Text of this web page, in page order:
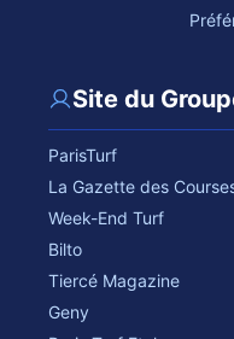
Site du
ParisTurf
La Gazette des
Week-End Turf
Bilto
Tiercé Magazine
Geny